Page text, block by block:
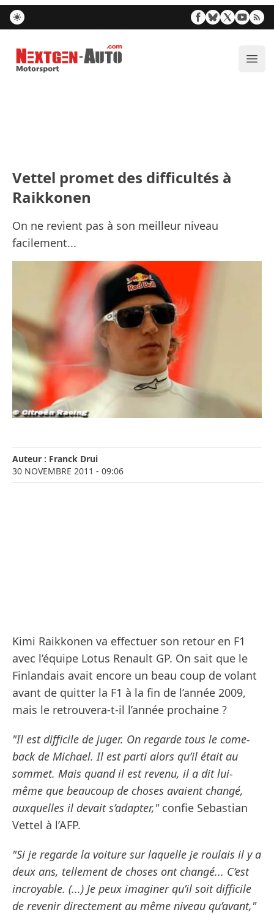
Nextgen-Auto.com
Vettel promet des difficultés à
Raikkonen
On ne revient pas à son meilleur niveau
facilement...
Auteur : Franck Drui
30 NOVEMBRE 2011 - 09:06
Kimi Raikkonen va effectuer son retour en F1
avec l’équipe Lotus Renault GP. On sait que le
Finlandais avait encore un beau coup de volant
avant de quitter la F1 à la fin de l’année 2009,
mais le retrouvera-t-il l’année prochaine ?
"Il est difficile de juger. On regarde tous le come-
back de Michael. Il est parti alors qu’il était au
sommet. Mais quand il est revenu, il a dit lui-
même que beaucoup de choses avaient changé,
auxquelles il devait s’adapter,"confie Sebastian
Vettel à l’AFP.
"Si je regarde la voiture sur laquelle je roulais il y a
deux ans, tellement de choses ont changé... C’est
incroyable. (...) Je peux imaginer qu’il soit difficile
de revenir directement au même niveau qu’avant,"